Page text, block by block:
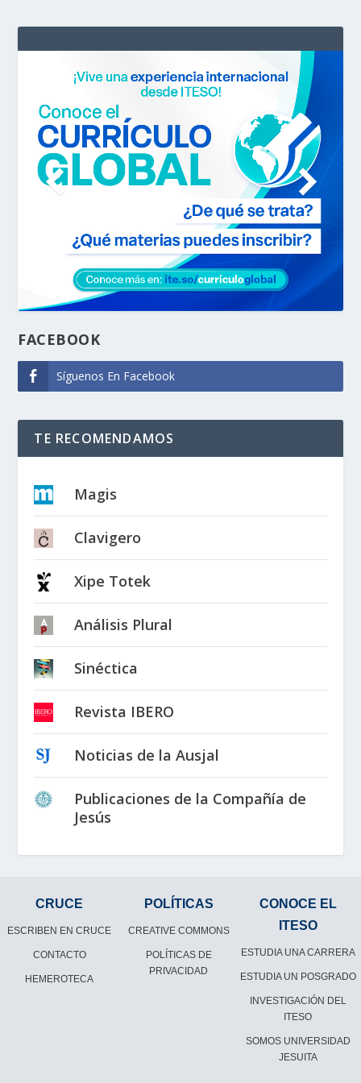
FACEBOOK
Síguenos En Facebook
TE RECOMENDAMOS
Magis
Clavigero
Xipe Totek
Análisis Plural
Sinéctica
Revista IBERO
Noticias de la Ausjal
Publicaciones de la Compañía de
Jesús
CRUCE
ESCRIBEN EN CRUCE
CONTACTO
HEMEROTECA
POLÍTICAS
CREATIVE COMMONS
POLÍTICAS DE
PRIVACIDAD
CONOCE EL
ITESO
ESTUDIA UNA CARRERA
ESTUDIA UN POSGRADO
INVESTIGACIÓN DEL
ITESO
SOMOS UNIVERSIDAD
JESUITA